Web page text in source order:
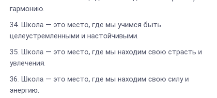
гармонию.
Школа — это место, где мы учимся быть
целеустремленными и настойчивыми.
Школа — это место, где мы находим свою страсть и
увлечения.
Школа — это место, где мы находим свою силу и
энергию.